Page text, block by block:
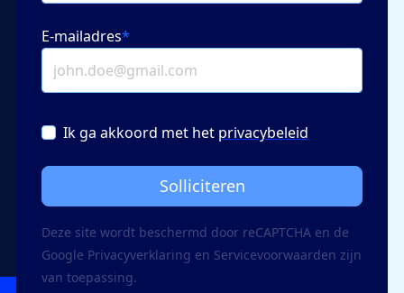
E-mailadres*
Ik ga akkoord met het privacybeleid
Solliciteren
Deze site wordt beschermd door reCAPTCHA en de
Google Privacy­verklaring en Servicevoorwaarden zijn
van toepassing.